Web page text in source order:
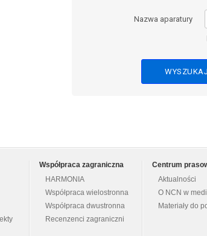
Nazwa aparatury
Współpraca zagraniczna
HARMONIA
Współpraca wielostronna
Współpraca dwustronna
Recenzenci zagraniczni
Centrum
Aktualności
O NCN w
Materiały do